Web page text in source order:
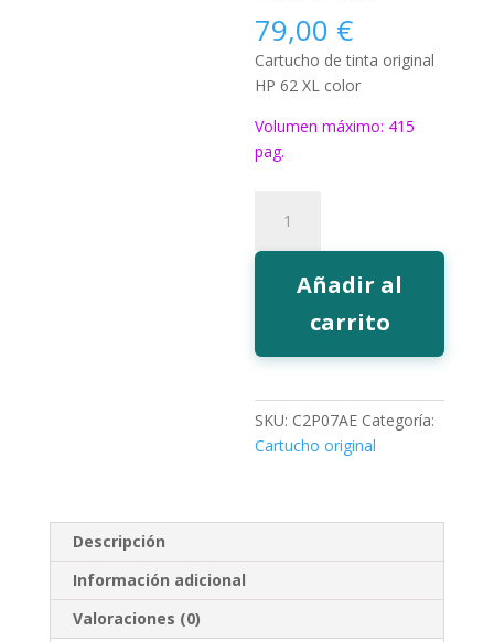
79,00 €
Cartucho de tinta original
HP 62 XL color
Volumen máximo: 415
pag.
62
cantidad
Añadir al
carrito
SKU: C2P07AE Categoría:
Cartucho original
Descripción
Información adicional
Valoraciones (0)